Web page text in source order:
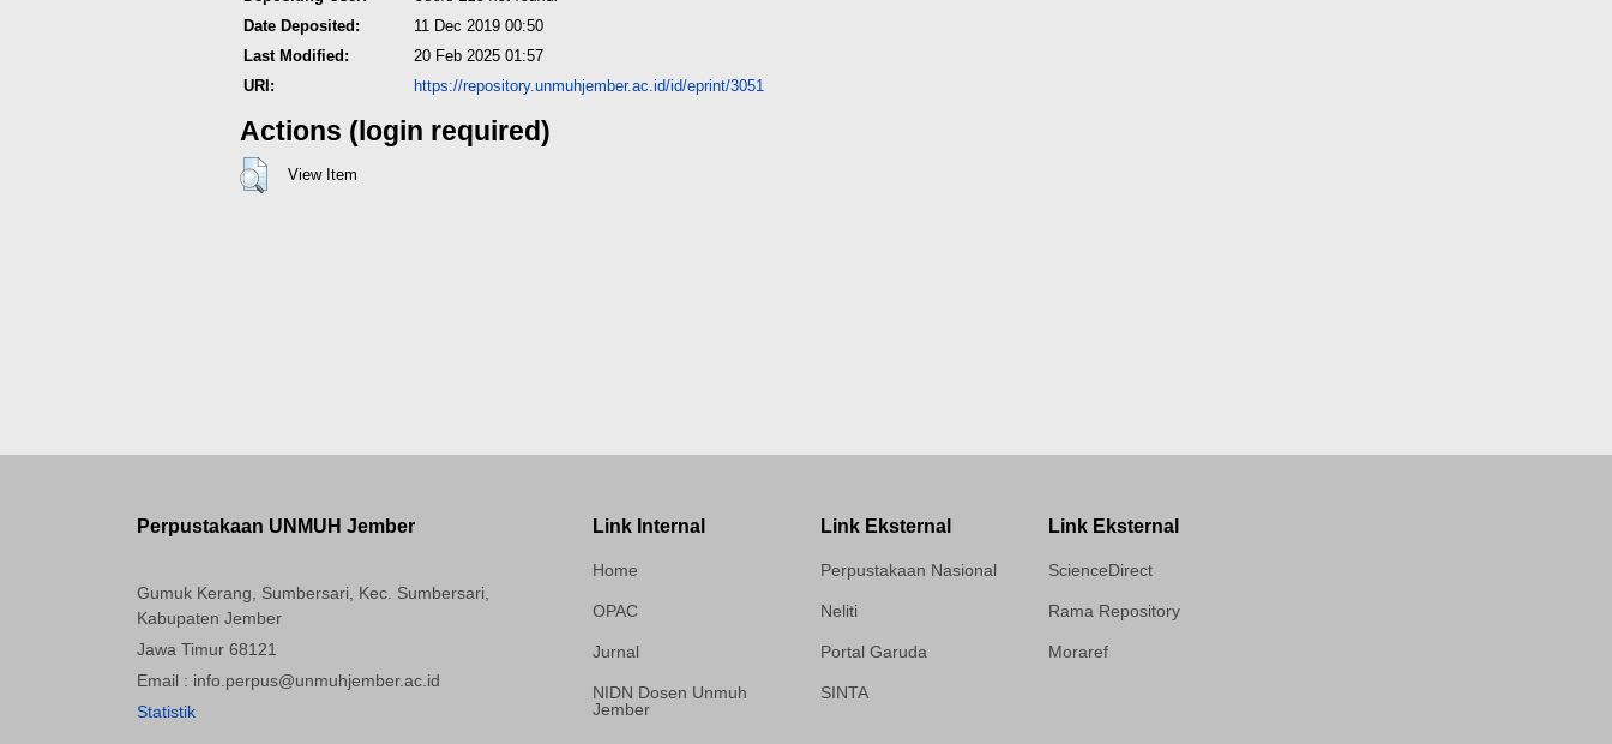
Date Deposited:
11 Dec 2019 00:50
Last Modified:
20 Feb 2025 01:57
URI:
https://repository.unmuhjember.ac.id/id/eprint/3051
Actions (login required)
View Item
Perpustakaan UNMUH Jember
Gumuk Kerang, Sumbersari, Kec. Sumbersari,
Kabupaten Jember
Jawa Timur 68121
Email : info.perpus@unmuhjember.ac.id
Statistik
Link Internal
Home
OPAC
Jurnal
NIDN Dosen Unmuh
Jember
Link Eksternal
Perpustakaan Nasional
Neliti
Portal Garuda
SINTA
Link Eksternal
ScienceDirect
Rama Repository
Moraref